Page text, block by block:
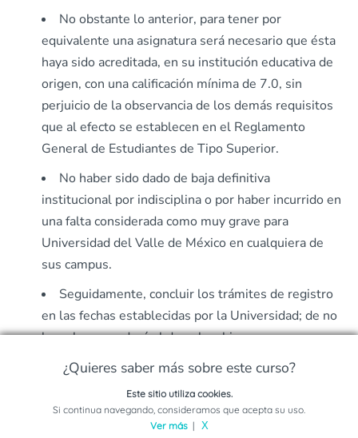
No obstante lo anterior, para tener por
equivalente una asignatura será necesario que ésta
haya sido acreditada, en su institución educativa de
origen, con una calificación mínima de 7.0, sin
perjuicio de la observancia de los demás requisitos
que al efecto se establecen en el Reglamento
General de Estudiantes de Tipo Superior.
No haber sido dado de baja definitiva
institucional por indisciplina o por haber incurrido en
una falta considerada como muy grave para
Universidad del Valle de México en cualquiera de
sus campus.
Seguidamente, concluir los trámites de registro
en las fechas establecidas por la Universidad; de no
hacerlo se perderá el derecho al ingreso,
entendiéndose como renuncia a la inscripción.
Cumplir con los demás requisitos académicos y
administrativos indicados en los instructivos,
boletines o demás medios informativos que
¿Quieres saber más sobre este curso?
Solicita información sobre este programa
Este sitio utiliza cookies.
Si continua navegando, consideramos que acepta su uso.
Ver más| X